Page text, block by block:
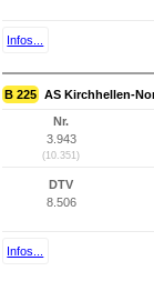
Infos...
B 225 AS Kirchhellen-
Nr.
3.943
(10.351)
DTV
8.506
Infos...